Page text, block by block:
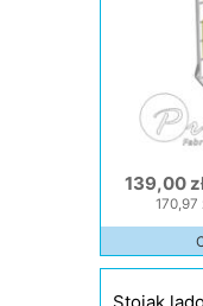
139,00
170,97